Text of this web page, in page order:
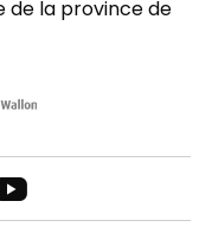
de la province de